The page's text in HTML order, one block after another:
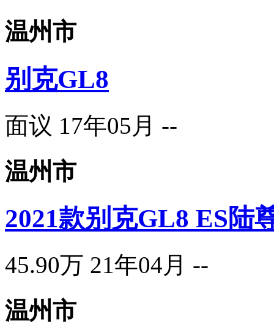
温州市
别克GL8
面议 17年05月 --
温州市
2021款别克GL8 ES陆
45.90万 21年04月 --
温州市